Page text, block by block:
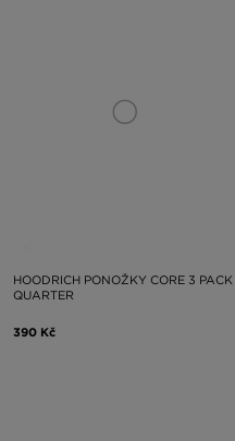
HOODRICH PONOŽKY CORE 3 PACK
QUARTER
390 Kč